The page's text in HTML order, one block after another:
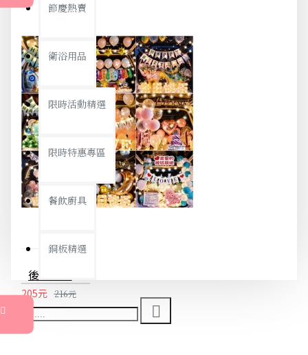
節慶熱賣
衛浴用品
限時活動精選
限時特惠專區
餐飲廚具
銅板精選
205元 216元